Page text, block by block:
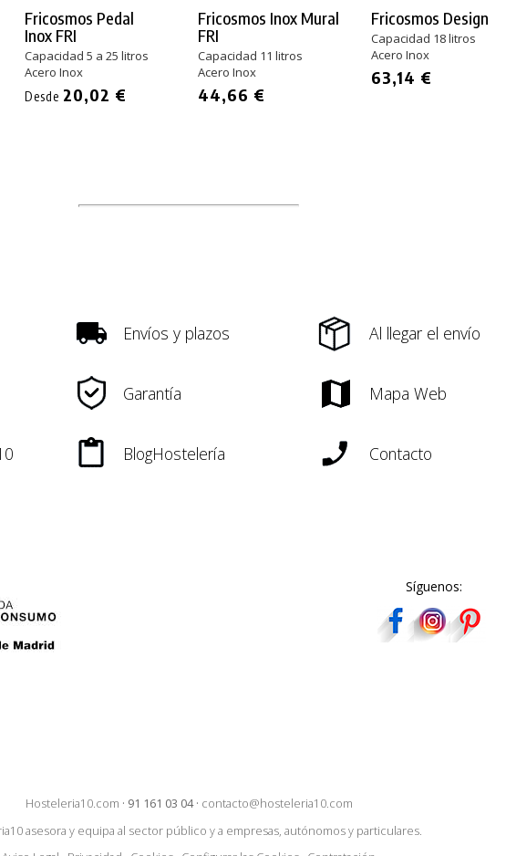
Fricosmos Pedal
Inox FRI
Capacidad 5 a 25 litros
Acero Inox
Desde 20,02 €
Fricosmos Inox Mural
FRI
Capacidad 11 litros
Acero Inox
44,66 €
Fricosmos Design
Capacidad 18 litros
Acero Inox
63,14 €
Envíos y plazos Al llegar el envío
Garantía Mapa Web
BlogHostelería Contacto
Síguenos:
Hosteleria10.com · 91 161 03 04· contacto@hosteleria10.com
asesora y equipa al sector público y a empresas, autónomos y particulares.